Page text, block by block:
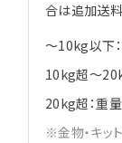
合は追加送料
～10kg以下：
10kg超～
20kg超：重量
金物・キッ